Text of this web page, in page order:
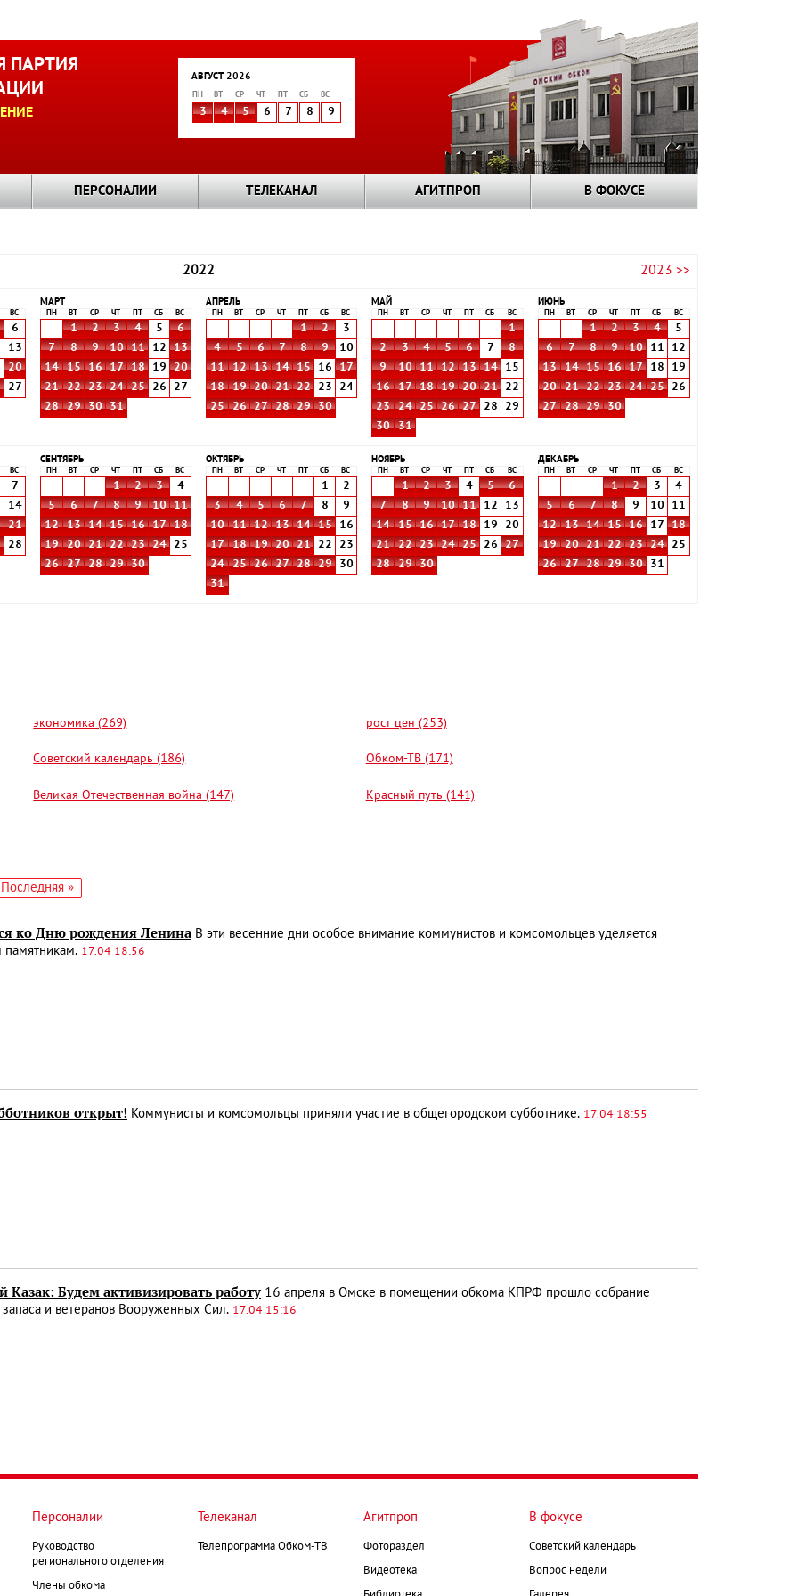
ПАРТИЯ
АВГУСТ 2026
ПН ВТ СР ЧТ СБ ВС
3 4 5 6 7 8 9
ПЕРСОНАЛИИ ТЕЛЕКАНАЛ АГИТПРОП В ФОКУСЕ
2022 2023 >>
ВС
6
13
20
27
МАРТ
ПН ВТ СР ЧТ СБ ВС
1 2 3 4 5
6
7
8 9 10 11 12
13
14
15 16 17 18 19
20
21
22 23 24 25 26
27
28
29 30 31
АПРЕЛЬ
ПН ВТ СР ЧТ СБ ВС
1 2
3
4
5 6 7 8 9
10
11
12 13 14 15 16
17
18
19 20 21 22 23
24
25
26 27 28 29 30
МАЙ
ПН ВТ СР ЧТ СБ ВС
1
2
3 4 5 6 7
8
9
10 11 12 13 14
15
16
17 18 19 20 21
22
23
24 25 26 27 28
29
30
31
ИЮНЬ
ПН ВТ СР ЧТ СБ ВС
1 2 3 4
5
6
7 8 9 10 11
12
13
14 15 16 17 18
19
20
21 22 23 24 25
26
27
28 29 30
ВС
7
14
21
28
СЕНТЯБРЬ
ПН ВТ СР ЧТ СБ ВС
1 2 3
4
5
6 7 8 9 10
11
12
13 14 15 16 17
18
19
20 21 22 23 24
25
26
27 28 29 30
ОКТЯБРЬ
ПН ВТ СР ЧТ СБ ВС
1
2
3
4 5 6 7 8
9
10
11 12 13 14 15
16
17
18 19 20 21 22
23
24
25 26 27 28 29
30
31
НОЯБРЬ
ПН ВТ СР ЧТ СБ ВС
1 2 3 4 5
6
7
8 9 10 11 12
13
14
15 16 17 18 19
20
21
22 23 24 25 26
27
28
29 30
ДЕКАБРЬ
ПН ВТ СР ЧТ СБ ВС
1 2 3
4
5
6 7 8 9 10
11
12
13 14 15 16 17
18
19
20 21 22 23 24
25
26
27 28 29 30 31
экономика (269) рост цен (253)
Советский календарь (186) Обком-ТВ (171)
Великая Отечественная война (147) Красный путь (141)
Последняя
Последняя »
ко Дню рождения Ленина В эти весенние дни особое внимание коммунистов и комсомольцев уделяется
памятникам. 17.04 18:56
открыт! Коммунисты и комсомольцы приняли участие в общегородском субботнике. 17.04 18:55
Казак: Будем активизировать работу16 апреля в Омске в помещении обкома КПРФ прошло собрание
и ветеранов Вооруженных Сил. 17.04 15:16
Персоналии
Руководство
регионального отделения
Члены обкома
Телеканал
Телепрограмма Обком-ТВ
Агитпроп
Фотораздел
Видеотека
В фокусе
Советский календарь
Вопрос недели